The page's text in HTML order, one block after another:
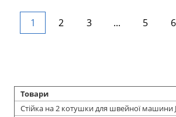
1 2 3 ... 5 6
Товари
Стійка на 2 котушки для швейної машини